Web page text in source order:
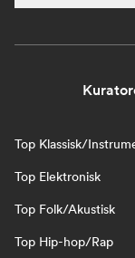
Top Klassisk/
Top Elektronisk
Top Folk/Akustisk
Top Hip-hop/Rap